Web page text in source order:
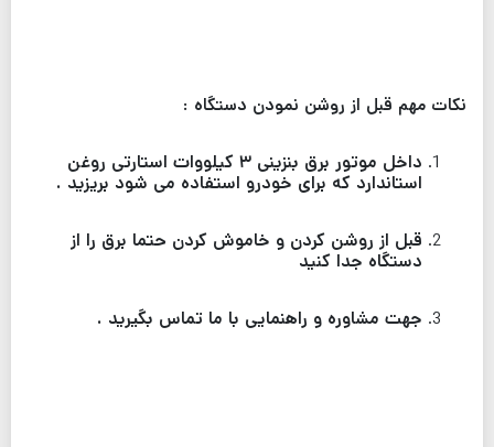
نکات مهم قبل از روشن نمودن دستگاه :
داخل موتور برق بنزینی ۳ کیلووات استارتی روغن
استاندارد که برای خودرو استفاده می شود بریزید .
قبل از روشن کردن و خاموش کردن حتما برق را از
دستگاه جدا کنید
جهت مشاوره و راهنمایی با ما تماس بگیرید .